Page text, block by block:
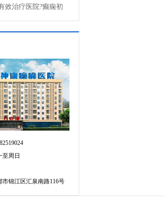
吗?
效治疗医院?癫痫初
至周日
市锦江区汇泉南路116号